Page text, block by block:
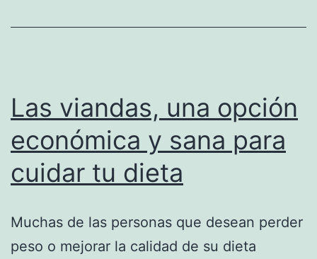
peso
Las viandas, una opción
económica y sana para
cuidar tu dieta
Muchas de las personas que desean perder
peso o mejorar la calidad de su dieta